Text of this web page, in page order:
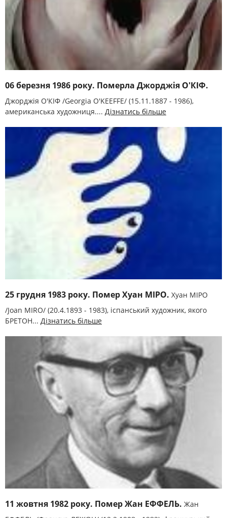
06 березня 1986 року. Померла Джорджія О'КІФ.
Джорджія О'КІФ /Georgia O'KEEFFE/ (15.11.1887 - 1986),
американська художниця.... Дізнатись більше
25 грудня 1983 року. Помер Хуан МІРО. Хуан МІРО
/Joan MIRO/ (20.4.1893 - 1983), іспанський художник, якого
БРЕТОН... Дізнатись більше
11 жовтня 1982 року. Помер Жан ЕФФЕЛЬ. Жан